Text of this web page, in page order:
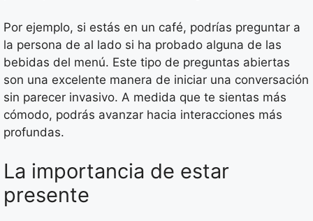
Por ejemplo, si estás en un café, podrías preguntar a
la persona de al lado si ha probado alguna de las
bebidas del menú. Este tipo de preguntas abiertas
son una excelente manera de iniciar una conversación
sin parecer invasivo. A medida que te sientas más
cómodo, podrás avanzar hacia interacciones más
profundas.
La importancia de estar
presente